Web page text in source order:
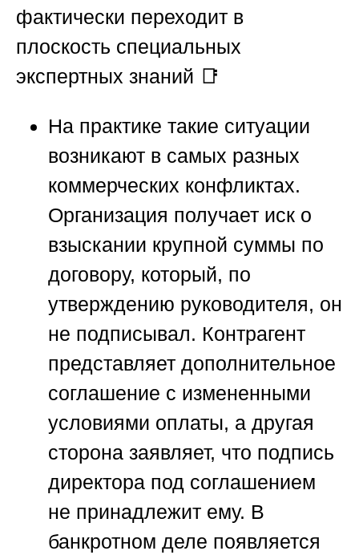
фактически переходит в
плоскость специальных
экспертных знаний 📑
На практике такие ситуации
возникают в самых разных
коммерческих конфликтах.
Организация получает иск о
взыскании крупной суммы по
договору, который, по
утверждению руководителя, он
не подписывал. Контрагент
представляет дополнительное
соглашение с измененными
условиями оплаты, а другая
сторона заявляет, что подпись
директора под соглашением
не принадлежит ему. В
банкротном деле появляется